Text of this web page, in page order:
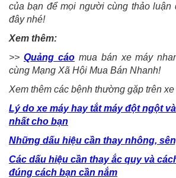
của bạn để mọi người cùng thảo luận
đây nhé!
Xem thêm:
>> Quảng cáomua bán xe máy
cùng Mạng Xã Hội Mua Bán Nhanh!
Xem thêm các bệnh thường gặp trên
Lý do xe máy hay tắt máy đột ngột
nhất cho bạn
Những dấu hiệu cần thay nhông,
Các dấu hiệu cần thay ắc quy và
đúng cách bạn cần nắm